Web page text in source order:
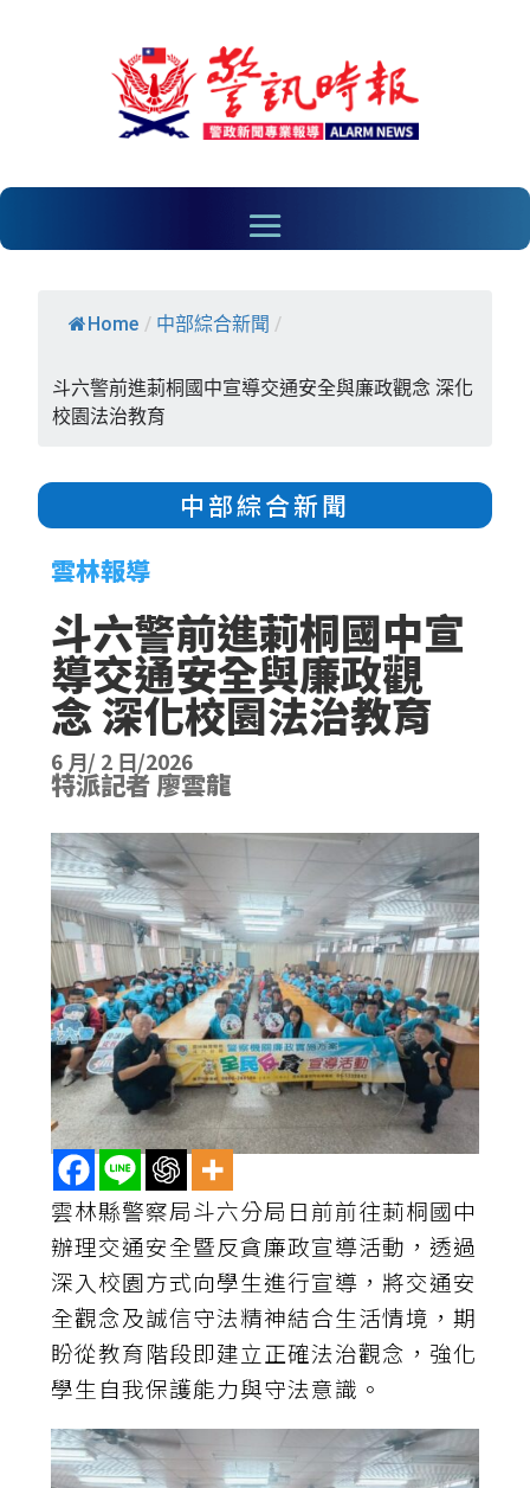
Home / 中部綜合新聞 /
斗六警前進莿桐國中宣導交通安全與廉政觀念 深化
校園法治教育
中部綜合新聞
雲林報導
斗六警前進莿桐國中宣
導交通安全與廉政觀
念 深化校園法治教育
6 月/ 2 日/2026
特派記者 廖雲龍
雲林縣警察局斗六分局日前前往莿桐國中
辦理交通安全暨反貪廉政宣導活動，透過
深入校園方式向學生進行宣導，將交通安
全觀念及誠信守法精神結合生活情境，期
盼從教育階段即建立正確法治觀念，強化
學生自我保護能力與守法意識。